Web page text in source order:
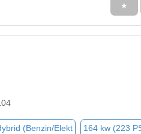
★
(Benzin/Elekt 164 kw (223